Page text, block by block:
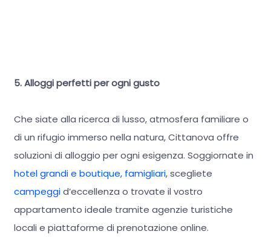
5. Alloggi perfetti per ogni gusto
Che siate alla ricerca di lusso, atmosfera familiare o
di un rifugio immerso nella natura, Cittanova offre
soluzioni di alloggio per ogni esigenza. Soggiornate in
hotel grandi e boutique, famigliari, scegliete
campeggid’eccellenza o trovate il vostro
appartamento ideale tramite agenzie turistiche
locali e piattaforme di prenotazione online.